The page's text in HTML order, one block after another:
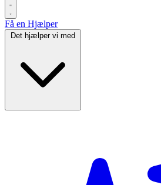
Få en Hjælper
Det hjælper vi med